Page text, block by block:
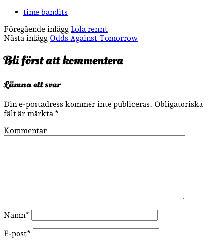
time bandits
Föregående inlägg Lola rennt
Nästa inlägg Odds Against Tomorrow
Bli först att kommentera
Lämna ett svar
Din e-postadress kommer inte publiceras. Obligatoriska
fält är märkta *
Kommentar
Namn*
E-post*